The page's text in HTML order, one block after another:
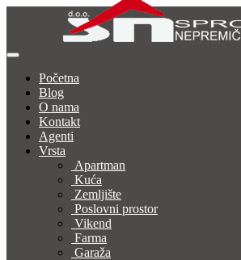
Početna
Blog
O nama
Kontakt
Agenti
Vrsta
Apartman
Kuća
Zemljište
Poslovni prostor
Vikend
Farma
Garaža